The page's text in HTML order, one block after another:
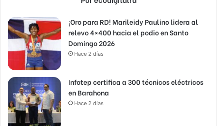
¡Oro para RD! Marileidy Paulino lidera al
relevo 4×400 hacia el podio en Santo
Domingo 2026
Hace 2 días
Infotep certifica a 300 técnicos eléctricos
en Barahona
Hace 2 días